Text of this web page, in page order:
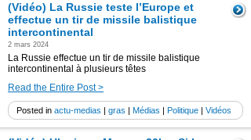
(Vidéo) La Russie teste l’Europe et
effectue un tir de missile balistique
intercontinental
2 mars 2024
La Russie effectue un tir de missile balistique
intercontinental à plusieurs têtes
Read the Entire Post >
Posted in actu-medias | gras | Médias | Politique | Vidéos